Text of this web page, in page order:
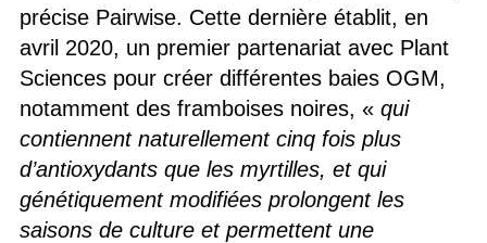
précise Pairwise. Cette dernière établit, en
avril 2020, un premier partenariat avec Plant
Sciences pour créer différentes baies OGM,
notamment des framboises noires, « qui
contiennent naturellement cinq fois plus
d’antioxydants que les myrtilles, et qui
génétiquement modifiées prolongent les
saisons de culture et permettent une